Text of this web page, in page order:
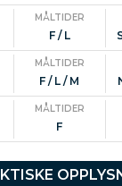
historiske
i byens
deg fascinere
kunst
imponerende
MÅLTIDER
F / L
MÅLTIDER
F / L / M
MÅLTIDER
F